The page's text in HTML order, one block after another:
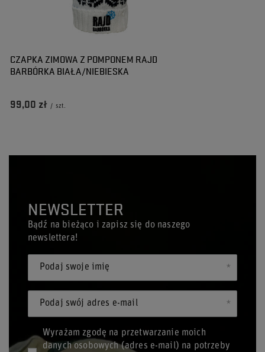
CZAPKA ZIMOWA Z POMPONEM RAJD
BARBÓRKA BIAŁA/NIEBIESKA
99,00 zł / szt.
NEWSLETTER
Bądź na bieżąco i zapisz się do naszego
newslettera!
Podaj swoje imię
Podaj swój adres e-mail
Wyrażam zgodę na przetwarzanie moich
danych osobowych (adres e-mail) na potrzeby